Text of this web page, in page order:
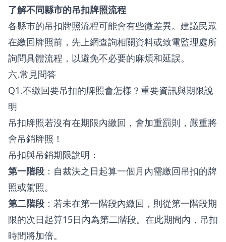
了解不同縣市的吊扣牌照流程
各縣市的吊扣牌照流程可能會有些微差異。建議民眾
在繳回牌照前，先上網查詢相關資料或致電監理處所
詢問具體流程，以避免不必要的麻煩和延誤。
六.常見問答
Q1.不繳回要吊扣的牌照會怎樣？重要資訊與期限說
明
吊扣牌照若沒有在期限內繳回，會加重罰則，嚴重將
會吊銷牌照！
吊扣與吊銷期限說明：
第一階段 ：自裁決之日起算一個月內需繳回吊扣的牌
照或駕照。
第二階段 ：若未在第一階段內繳回，則從第一階段期
限的次日起算15日內為第二階段。在此期間內，吊扣
時間將加倍。